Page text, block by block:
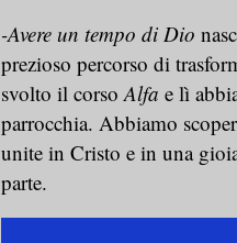
-Avere un tempo di Dio
prezioso percorso di
svolto il corsoAlfa e lì
parrocchia. Abbiamo
unite in Cristo e in una
parte.